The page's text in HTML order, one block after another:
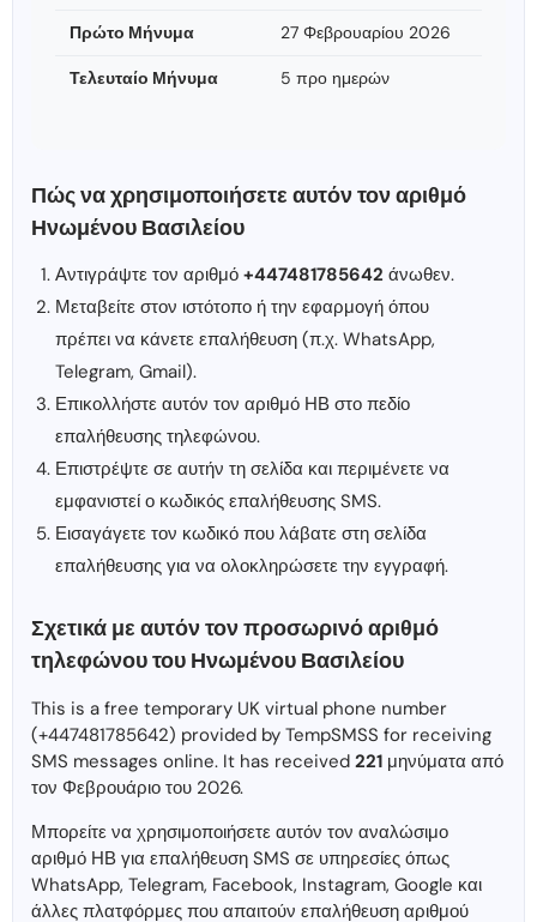
Πρώτο Μήνυμα 27 Φεβρουαρίου 2026
Τελευταίο Μήνυμα 5 προ ημερών
Πώς να χρησιμοποιήσετε αυτόν τον αριθμό
Ηνωμένου Βασιλείου
Αντιγράψτε τον αριθμό +447481785642 άνωθεν.
Μεταβείτε στον ιστότοπο ή την εφαρμογή όπου
πρέπει να κάνετε επαλήθευση (π.χ. WhatsApp,
Telegram, Gmail).
Επικολλήστε αυτόν τον αριθμό ΗΒ στο πεδίο
επαλήθευσης τηλεφώνου.
Επιστρέψτε σε αυτήν τη σελίδα και περιμένετε να
εμφανιστεί ο κωδικός επαλήθευσης SMS.
Εισαγάγετε τον κωδικό που λάβατε στη σελίδα
επαλήθευσης για να ολοκληρώσετε την εγγραφή.
Σχετικά με αυτόν τον προσωρινό αριθμό
τηλεφώνου του Ηνωμένου Βασιλείου
This is a free temporary UK virtual phone number
(+447481785642) provided by TempSMSS for receiving
SMS messages online. It has received 221 μηνύματα από
τον Φεβρουάριο του 2026.
Μπορείτε να χρησιμοποιήσετε αυτόν τον αναλώσιμο
αριθμό ΗΒ για επαλήθευση SMS σε υπηρεσίες όπως
WhatsApp, Telegram, Facebook, Instagram, Google και
άλλες πλατφόρμες που απαιτούν επαλήθευση αριθμού